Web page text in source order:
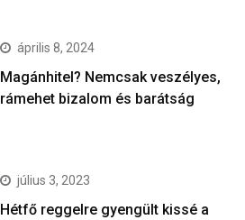
április 8, 2024
Magánhitel? Nemcsak veszélyes,
rámehet bizalom és barátság
július 3, 2023
Hétfő reggelre gyengült kissé a